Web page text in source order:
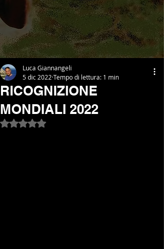
RICOGNIZIONE
MONDIALI 2022
Luca Giannangeli
5 dic 2022 Tempo di lettura: 1 min
Valutazione NaN stelle su 5.